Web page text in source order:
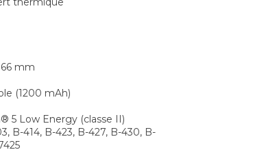
66 mm
(1200 mAh)
5 Low Energy (classe II)
B-414, B-423, B-427, B-430, B-